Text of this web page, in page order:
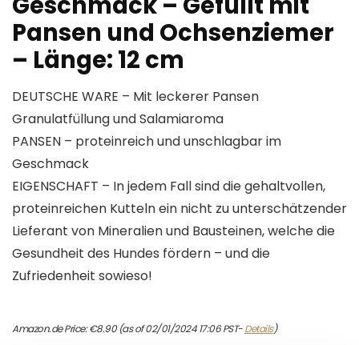
Pansen und Ochsenziemer
– Länge: 12 cm
DEUTSCHE WARE – Mit leckerer Pansen
Granulatfüllung und Salamiaroma
PANSEN – proteinreich und unschlagbar im
Geschmack
EIGENSCHAFT – In jedem Fall sind die gehaltvollen,
proteinreichen Kutteln ein nicht zu unterschätzender
Lieferant von Mineralien und Bausteinen, welche die
Gesundheit des Hundes fördern – und die
Zufriedenheit sowieso!
Amazon.de Price:€8.90(as of 02/01/2024 17:06 PST-Details)